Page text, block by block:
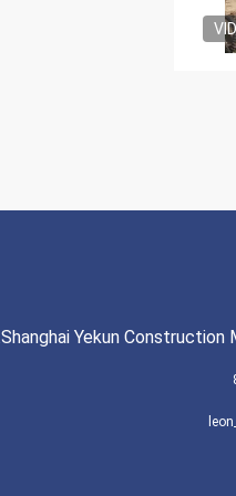
Shanghai Yekun Construction